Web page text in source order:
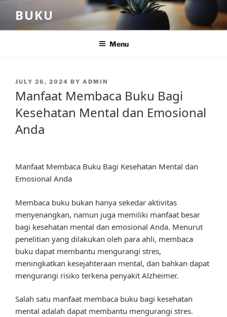
content
BUKU
Menu
POSTED
JULY 26, 2024 BY ADMIN
Manfaat Membaca Buku Bagi
Kesehatan Mental dan Emosional
Anda
Manfaat Membaca Buku Bagi Kesehatan Mental dan
Emosional Anda
Membaca buku bukan hanya sekedar aktivitas
menyenangkan, namun juga memiliki manfaat besar
bagi kesehatan mental dan emosional Anda. Menurut
penelitian yang dilakukan oleh para ahli, membaca
buku dapat membantu mengurangi stres,
meningkatkan kesejahteraan mental, dan bahkan dapat
mengurangi risiko terkena penyakit Alzheimer.
Salah satu manfaat membaca buku bagi kesehatan
mental adalah dapat membantu mengurangi stres.